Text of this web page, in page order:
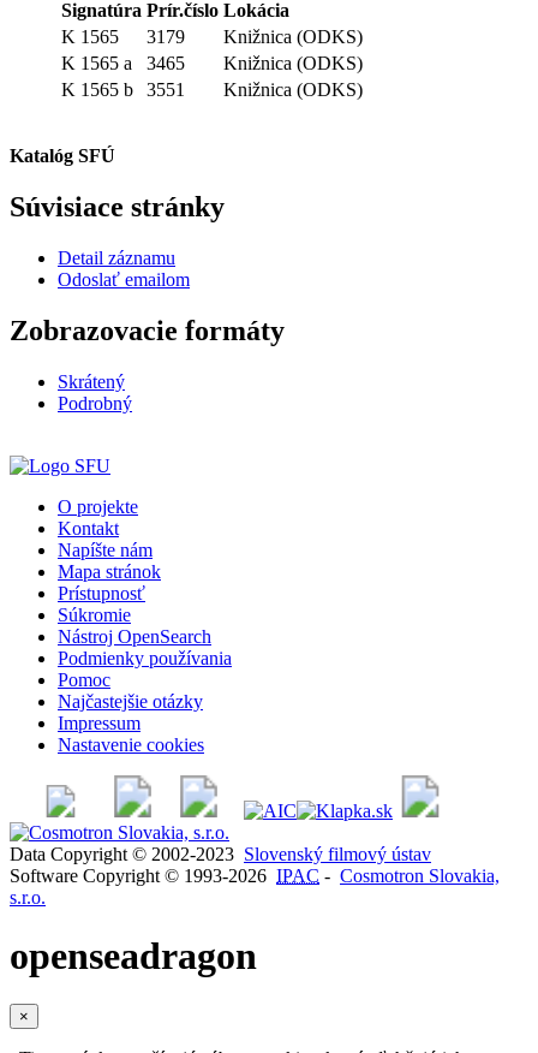
Signatúra Prír.číslo Lokácia
K 1565
3179
Knižnica (ODKS)
K 1565 a
3465
Knižnica (ODKS)
K 1565 b
3551 Knižnica (ODKS)
Katalóg SFÚ
Súvisiace stránky
Detail záznamu
Odoslať emailom
Zobrazovacie formáty
Skrátený
Podrobný
O projekte
Kontakt
Napíšte nám
Mapa stránok
Prístupnosť
Súkromie
Nástroj OpenSearch
Podmienky používania
Pomoc
Najčastejšie otázky
Impressum
Nastavenie cookies
Data Copyright © 2002-2023 Slovenský filmový ústav
Software Copyright © 1993-2026 IPAC - Cosmotron Slovakia,
s.r.o.
openseadragon
×